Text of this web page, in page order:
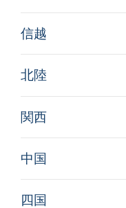
信越
北陸
関西
中国
四国